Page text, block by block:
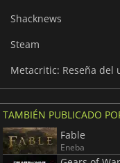
Shacknews
Steam
Metacritic: Reseña del
TAMBIÉN PUBLICADO
Fable
Eneba